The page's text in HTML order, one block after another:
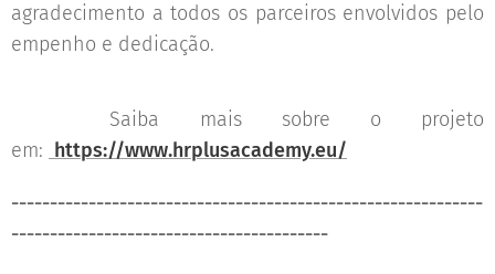
agradecimento a todos os parceiros envolvidos pelo
empenho e dedicação. 💙
🌐 Saiba mais sobre o projeto
em: https://www.hrplusacademy.eu/
-------------------------------------------------------------
-----------------------------------------